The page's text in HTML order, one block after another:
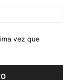
vez que